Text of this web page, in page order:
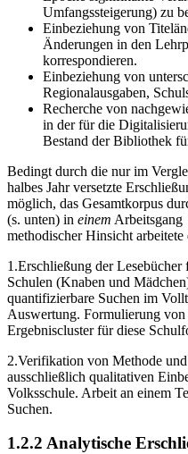
Umfangssteigerung) zu
Einbeziehung von
Änderungen in den
korrespondieren.
Einbeziehung von
Regionalausgaben,
Recherche von
in der für die
Bestand der Bibliothek
Bedingt durch die nur im
halbes Jahr versetzte
möglich, das Gesamtkorpus
(s. unten) in einem Arbeitsgang
methodischer Hinsicht
1.Erschließung der
Schulen (Knaben und
quantifizierbare Suchen im
Auswertung. Formulierung
Ergebniscluster für diese
2.Verifikation von Methode
ausschließlich qualitativen
Volksschule. Arbeit an einem
Suchen.
1.2.2 Analytische